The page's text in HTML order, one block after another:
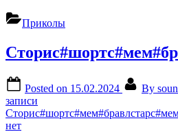
Приколы
Posted on 15.02.2024 By
записи
нет